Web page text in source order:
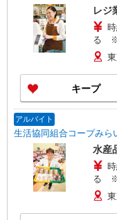
レジ
る ※加給含む
100
祝日
キープ
アルバイト
生活協同組合コープみ
水産
る ※加給含む 時
降